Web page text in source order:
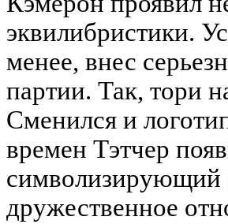
эквилибристики.
менее, внес
партии. Так, тори
Сменился и
времен Тэтчер
символизирующий
дружественное